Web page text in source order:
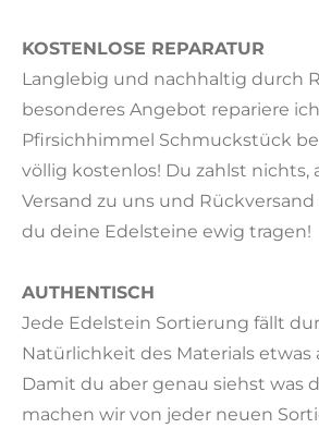
KOSTENLOSE REPARATUR
Langlebig und nachhaltig durch
besonderes Angebot repariere
Pfirsichhimmel Schmuckstück
völlig kostenlos! Du zahlst nichts,
Versand zu uns und Rückversand
du deine Edelsteine ewig tragen!
AUTHENTISCH
Jede Edelstein Sortierung fällt
Natürlichkeit des Materials etwas
Damit du aber genau siehst was
machen wir von jeder neuen